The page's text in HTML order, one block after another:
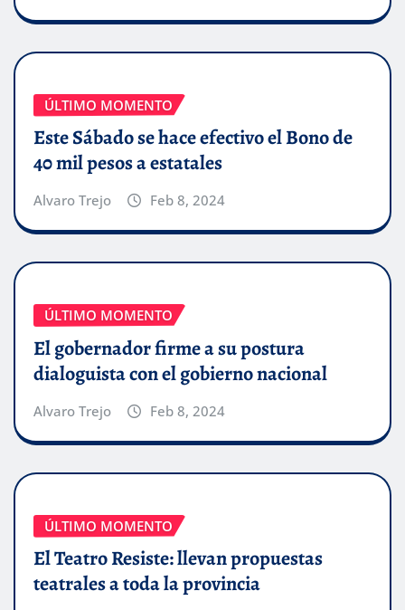
ÚLTIMO MOMENTO
Este Sábado se hace efectivo el Bono de
40 mil pesos a estatales
Alvaro Trejo Feb 8, 2024
ÚLTIMO MOMENTO
El gobernador firme a su postura
dialoguista con el gobierno nacional
Alvaro Trejo Feb 8, 2024
ÚLTIMO MOMENTO
El Teatro Resiste: llevan propuestas
teatrales a toda la provincia